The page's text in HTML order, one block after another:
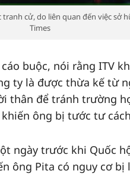
cử, do liên quan đến việc sở
Times
buộc, nói rằng ITV
ty là được thừa kế từ
thân để tránh trường
ông bị tước tư
ngày trước khi Quốc
ông Pita có nguy cơ bị